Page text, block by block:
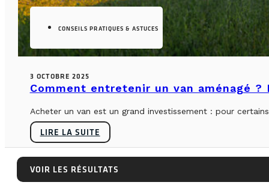
CONSEILS PRATIQUES & ASTUCES
3 OCTOBRE 2025
Comment entretenir un van aménagé
Acheter un van est un grand investissement : pour
LIRE LA SUITE
VOIR LES RÉSULTATS
VOIR LES RÉSULTATS